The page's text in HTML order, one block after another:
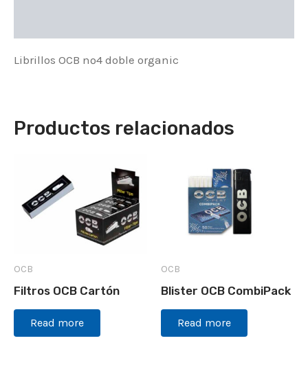
Librillos OCB nº4 doble organic
Productos relacionados
OCB
Filtros OCB Cartón
Read more
OCB
Blister OCB CombiPack
Read more